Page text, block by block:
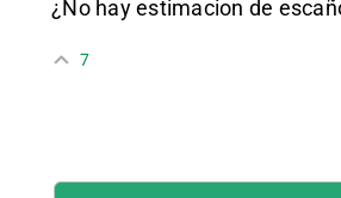
¿No hay estimacion de
7